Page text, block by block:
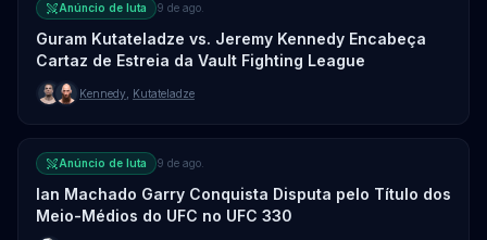
Anúncio de luta 9 de ago.
Guram Kutateladze vs. Jeremy Kennedy Encabeça
Cartaz de Estreia da Vault Fighting League
Kennedy Kutateladze
Anúncio de luta 9 de ago.
Ian Machado Garry Conquista Disputa pelo Título dos
Meio-Médios do UFC no UFC 330